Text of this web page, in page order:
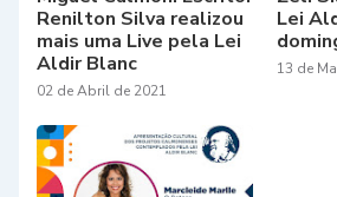
Renilton Silva realizou
mais uma Live pela Lei
Aldir Blanc
02 de Abril de 2021
Lei
13 de